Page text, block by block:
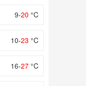
9-20 °C
10-23 °C
16-27 °C